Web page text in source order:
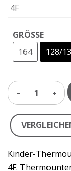
4F
GRÖSSE
164
128/
1
Kinder-
4F.